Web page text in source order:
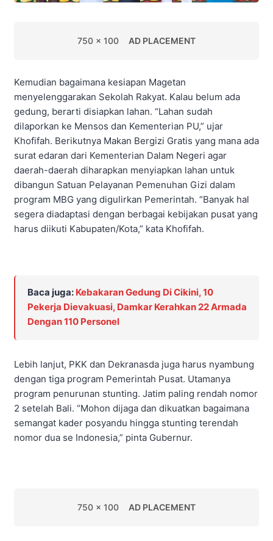
750 x 100 AD PLACEMENT
Kemudian bagaimana kesiapan Magetan
menyelenggarakan Sekolah Rakyat. Kalau belum ada
gedung, berarti disiapkan lahan. “Lahan sudah
dilaporkan ke Mensos dan Kementerian PU,” ujar
Khofifah. Berikutnya Makan Bergizi Gratis yang mana ada
surat edaran dari Kementerian Dalam Negeri agar
daerah-daerah diharapkan menyiapkan lahan untuk
dibangun Satuan Pelayanan Pemenuhan Gizi dalam
program MBG yang digulirkan Pemerintah. “Banyak hal
segera diadaptasi dengan berbagai kebijakan pusat yang
harus diikuti Kabupaten/Kota,” kata Khofifah.
Baca juga: Kebakaran Gedung Di Cikini, 10
Pekerja Dievakuasi, Damkar Kerahkan 22 Armada
Dengan 110 Personel
Lebih lanjut, PKK dan Dekranasda juga harus nyambung
dengan tiga program Pemerintah Pusat. Utamanya
program penurunan stunting. Jatim paling rendah nomor
2 setelah Bali. “Mohon dijaga dan dikuatkan bagaimana
semangat kader posyandu hingga stunting terendah
nomor dua se Indonesia,” pinta Gubernur.
750 x 100 AD PLACEMENT